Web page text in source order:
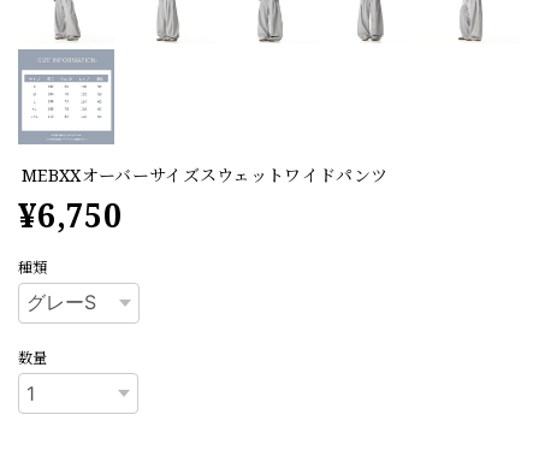
MEBXXオーバーサイズスウェットワイドパンツ
¥6,750
種類
数量